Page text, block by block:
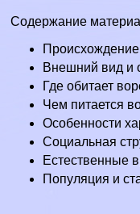
Содержание
Внешний вид и
Где обитает
Чем питается
Особенности
Социальная
Естественные
Популяция и